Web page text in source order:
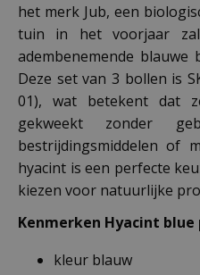
het merk Jub, een
tuin in het voorjaar
adembenemende
Deze set van 3 bollen is
01), wat betekent dat
gekweekt zonder
bestrijdingsmiddelen of
hyacint is een perfecte
kiezen voor natuurlijke
Kenmerken Hyacint blue
kleur blauw